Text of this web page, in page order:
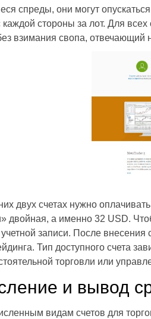
спреды, они могут
каждой стороны за лот. Для
взимания свопа, отвечающий
двух счетах нужно
двойная, а именно 32 USD.
записи. После
Тип доступного счета
торговли или
и вывод
видам счетов для